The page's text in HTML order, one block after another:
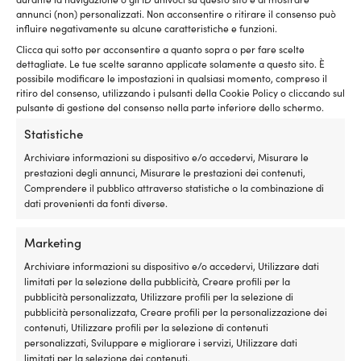
annunci (non) personalizzati. Non acconsentire o ritirare il consenso può
influire negativamente su alcune caratteristiche e funzioni.
Clicca qui sotto per acconsentire a quanto sopra o per fare scelte
dettagliate. Le tue scelte saranno applicate solamente a questo sito. È
possibile modificare le impostazioni in qualsiasi momento, compreso il
ritiro del consenso, utilizzando i pulsanti della Cookie Policy o cliccando sul
pulsante di gestione del consenso nella parte inferiore dello schermo.
Statistiche
Archiviare informazioni su dispositivo e/o accedervi, Misurare le
prestazioni degli annunci, Misurare le prestazioni dei contenuti,
Comprendere il pubblico attraverso statistiche o la combinazione di
dati provenienti da fonti diverse.
Marketing
Archiviare informazioni su dispositivo e/o accedervi, Utilizzare dati
limitati per la selezione della pubblicità, Creare profili per la
pubblicità personalizzata, Utilizzare profili per la selezione di
pubblicità personalizzata, Creare profili per la personalizzazione dei
contenuti, Utilizzare profili per la selezione di contenuti
personalizzati, Sviluppare e migliorare i servizi, Utilizzare dati
limitati per la selezione dei contenuti.
varianti.
opzioni
possono
essere
scelte
nella
prodotto
poliestere a 32 trefoli,
bianco/rosso
1,19€- 4,41 €
di
prezzo:
da
1,19 €
IVA incl.
varianti.
Le
opzioni
possono
essere
scelte
nella
prodotto
bianco/nero
1,19€ -4,41€
prezzo:
da
1,19 €
a
IVA incl.
Questo
prodotto
varianti.
Cima a metro NOCK Unlimited
Pro, anima UHMWPE 78, calza
in poliestere a 32 trefoli,
bianco/rosso
2,11€- 5,51€Fascia
di
Questo
prodotto
ha
più
varianti.
Le
Cime al metro Regatta Ropes
Atlanta, anima Dyneema SK78,
guaina in poliestere a 32 trefoli,
blu marino/rosso
4,41€-10,57€Fascia